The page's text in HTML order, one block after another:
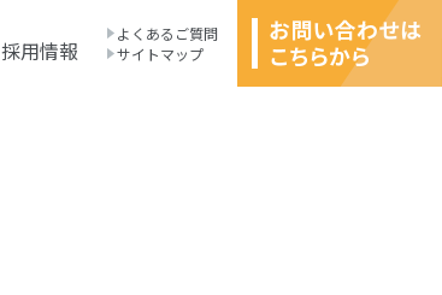
採用情報
よくあるご質問
サイトマップ